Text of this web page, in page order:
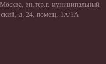
вн.тер.г. муниципальный
д. 24, помещ. 1А/1А